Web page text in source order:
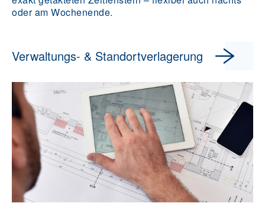
oder am Wochenende.
Verwaltungs- & Standortverlagerung